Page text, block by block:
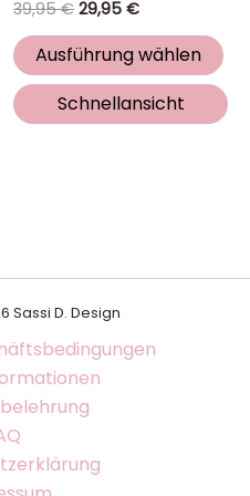
39,95€ 29,95 €
Ausführung wählen
Schnellansicht
Sassi D. Design